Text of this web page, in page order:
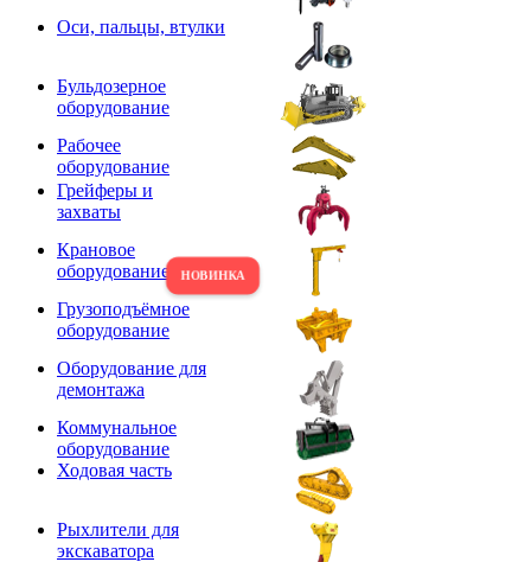
Оси, пальцы, втулки
Бульдозерное
оборудование
Рабочее
оборудование
Грейферы и
захваты
Крановое
оборудование
Грузоподъёмное
оборудование
Оборудование для
демонтажа
Коммунальное
оборудование
Ходовая часть
Рыхлители для
экскаватора